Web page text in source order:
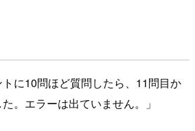
トに10問ほど質問したら、11問目か
。エラーは出ていません。」